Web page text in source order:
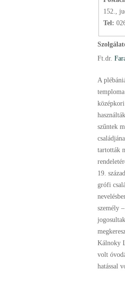
152.,
Tel:
Ft. dr.
A
szűntek
tartották
19.
grófi
személy
Kálnoky
volt
hatással